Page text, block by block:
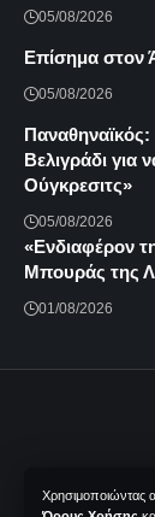
Χρησιμοποιώντας
05/08/2026
Επίσημα στον
05/08/2026
Βελιγράδι για
Ούγκρεσιτς»
05/08/2026
«Ενδιαφέρον
Μπουράς της
01/08/2026